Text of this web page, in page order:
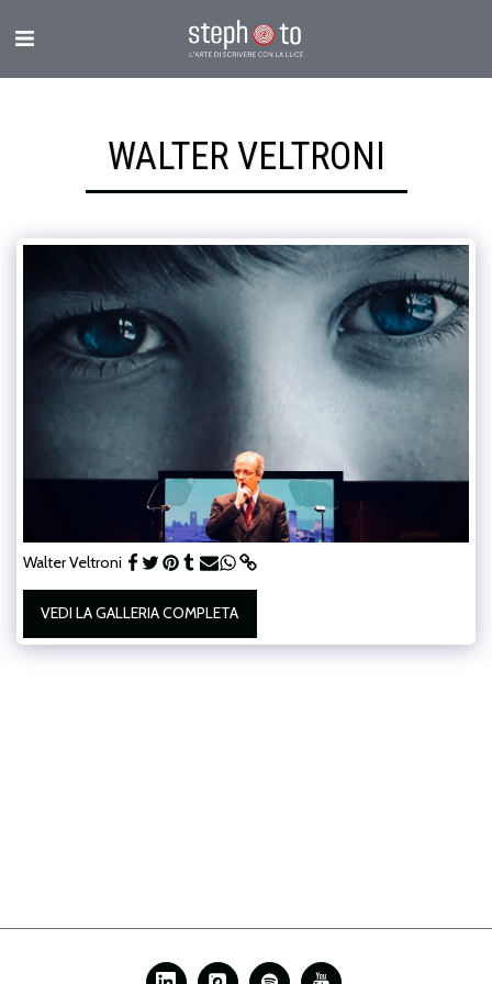
WALTER VELTRONI
Walter Veltroni
VEDI LA GALLERIA COMPLETA